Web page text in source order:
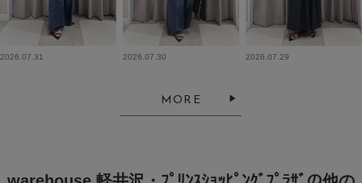
2026.07.31 2026.07.30 2026.07.29
MORE